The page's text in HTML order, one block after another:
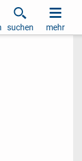
suchen mehr